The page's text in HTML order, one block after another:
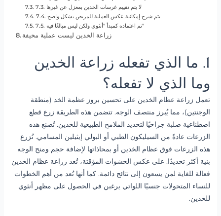
7.3. لا يتم تقييم غرسات الخدين بمعزل عن غيرها
7.4. يتم شرح إمكانية عكس العملية للمريض بشكل واضح
7.5. تم اعتماده كمبدأ "أنثوي ولكن ليس مبالغًا فيه"
زراعة الخدين ليست عملية مخيفة
1. ما الذي تفعله زراعة الخدين
وما الذي لا تفعله؟
تعمل زراعة عظام الخدين على تحسين بروز عظمة الخد (منطقة
الوجنتين)، مما يُبرز منتصف الوجه. تتضمن هذه الطريقة زرع قطع
اصطناعية صلبة جراحيًا لتحديد الملامح الطبيعية للخدين. تُصنع هذه
الزرعات عادةً من السيليكون الطبي أو البولي إيثيلين المسامي. تُزرع
هذه الزرعات فوق عظام الخدين أو بمحاذاتها لإضافة حجم ومنح الوجه
بنية أكثر تحديدًا. على عكس الحشوات المؤقتة، تُعد زراعة عظام الخدين
فعالة للغاية لمن يسعون إلى نتائج دائمة. كما أنها تُعد من أهم الخطوات
للنساء المتحولات جنسيًا اللواتي يرغبن في الحصول على مظهر أنثوي
للخدين.